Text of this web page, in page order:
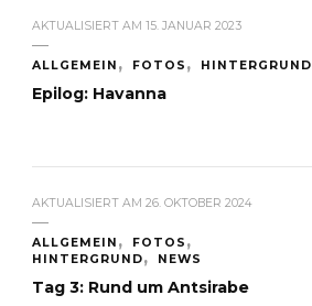
AKTUALISIERT AM 15. JANUAR 2023
ALLGEMEIN FOTOS HINTERGRUND
Epilog: Havanna
AKTUALISIERT AM 26. OKTOBER 2024
ALLGEMEIN
FOTOS
HINTERGRUND
NEWS
Tag 3: Rund um Antsirabe